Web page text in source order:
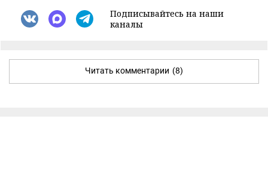
Подписывайтесь на наши
каналы
Читать комментарии (8)